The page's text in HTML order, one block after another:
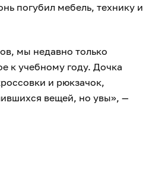
погубил мебель, технику и
мы недавно только
к учебному году. Дочка
и рюкзачок,
вещей, но увы», —